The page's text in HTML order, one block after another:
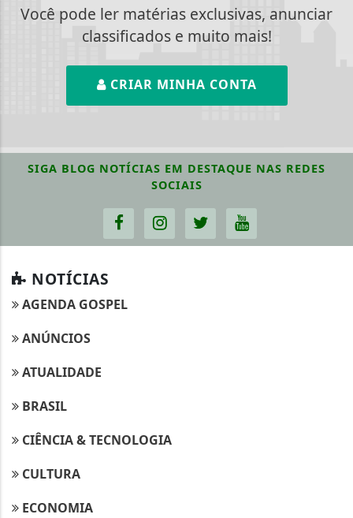
Você pode ler matérias exclusivas, anunciar
classificados e muito mais!
CRIAR MINHA CONTA
SIGA BLOG NOTÍCIAS EM DESTAQUE NAS REDES
SOCIAIS
NOTÍCIAS
AGENDA GOSPEL
ANÚNCIOS
ATUALIDADE
BRASIL
CIÊNCIA & TECNOLOGIA
CULTURA
ECONOMIA